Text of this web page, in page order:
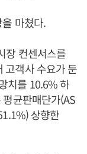
마쳤다.
장 컨센서스를
고객사 수요가 둔
치를 10.6% 하
균판매단가(AS
상향한